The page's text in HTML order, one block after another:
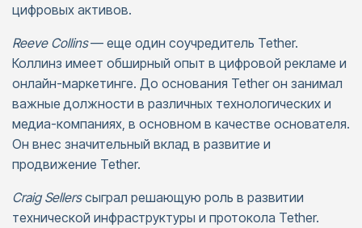
цифровых активов.
Reeve Collins— еще один соучредитель Tether.
Коллинз имеет обширный опыт в цифровой рекламе и
онлайн-маркетинге. До основания Tether он занимал
важные должности в различных технологических и
медиа-компаниях, в основном в качестве основателя.
Он внес значительный вклад в развитие и
продвижение Tether.
Craig Sellersсыграл решающую роль в развитии
технической инфраструктуры и протокола Tether.